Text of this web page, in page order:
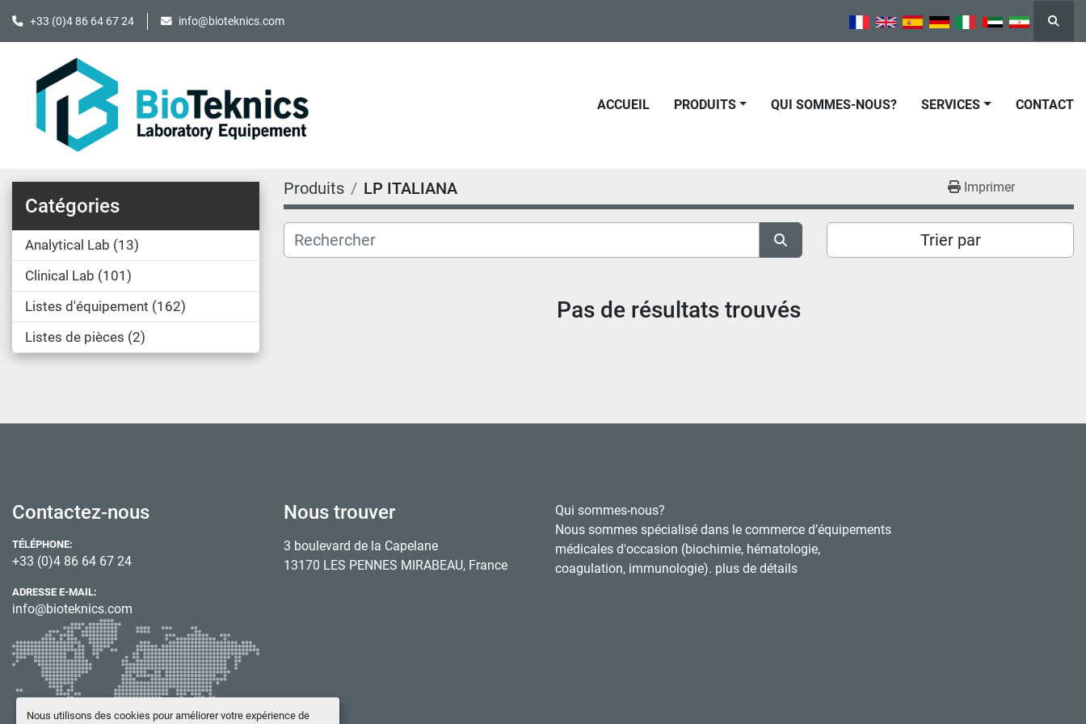
Nous utilisons des cookies pour améliorer votre expérience de
+33 (0)4 86 64 67 24 info@bioteknics.com
ACCUEIL PRODUITS QUI SOMMES-NOUS? SERVICES CONTACT
Catégories
Analytical Lab 13
Clinical Lab 101
Listes d'équipement 162
Listes de pièces 2
Produits LP ITALIANA Imprimer
Trier par
Pas de résultats trouvés
Contactez-nous
TÉLÉPHONE:
+33 (0)4 86 64 67 24
ADRESSE E-MAIL:
info@bioteknics.com
Nous trouver
3 boulevard de la Capelane
13170 LES PENNES MIRABEAU, France
Qui sommes-nous?
Nous sommes spécialisé dans le commerce d’équipements
médicales d'occasion (biochimie, hématologie,
coagulation, immunologie). plus de détails